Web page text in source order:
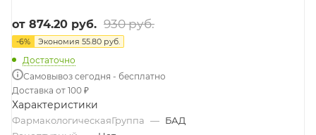
от 874.20 руб. 930 руб.
-6% Экономия 55.80 руб.
Достаточно
Самовывоз сегодня - бесплатно
Доставка от 100 ₽
Характеристики
ФармакологическаяГруппа — БАД